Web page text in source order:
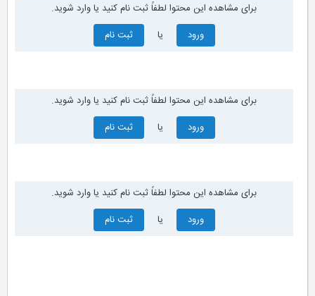
برای مشاهده این محتوا لطفاً ثبت نام کنید یا وارد شوید.
ورود
ثبت نام
برای مشاهده این محتوا لطفاً ثبت نام کنید یا وارد شوید.
ورود
ثبت نام
برای مشاهده این محتوا لطفاً ثبت نام کنید یا وارد شوید.
ورود
ثبت نام